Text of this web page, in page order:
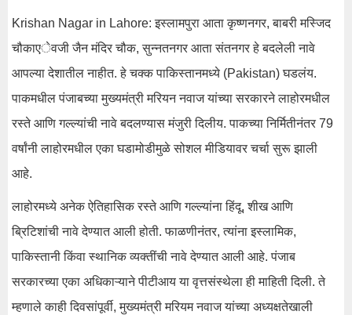
Krishan Nagar in Lahore: इस्लामपुरा आता कृष्णनगर, बाबरी मस्जिद
चौकाएेवजी जैन मंदिर चौक, सुन्नतनगर आता संतनगर हे बदलेली नावे
आपल्या देशातील नाहीत. हे चक्क पाकिस्तानमध्ये (Pakistan) घडलंय.
पाकमधील पंजाबच्या मुख्यमंत्री मरियन नवाज यांच्या सरकारने लाहोरमधील
रस्ते आणि गल्ल्यांची नावे बदलण्यास मंजुरी दिलीय. पाकच्या निर्मितीनंतर 79
वर्षांनी लाहोरमधील एका घडामोडीमुळे सोशल मीडियावर चर्चा सुरू झाली
आहे.
लाहोरमध्ये अनेक ऐतिहासिक रस्ते आणि गल्ल्यांना हिंदू, शीख आणि
ब्रिटिशांची नावे देण्यात आली होती. फाळणीनंतर, त्यांना इस्लामिक,
पाकिस्तानी किंवा स्थानिक व्यक्तींची नावे देण्यात आली आहे. पंजाब
सरकारच्या एका अधिकाऱ्याने पीटीआय या वृत्तसंस्थेला ही माहिती दिली. ते
म्हणाले काही दिवसांपूर्वी, मुख्यमंत्री मरियम नवाज यांच्या अध्यक्षतेखाली